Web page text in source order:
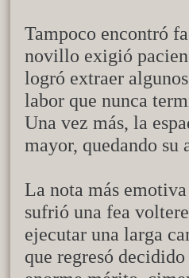
Tampoco encontró
novillo exigió
logró extraer
labor que nunca
Una vez más, la
mayor, quedando su
La nota más
sufrió una fea
ejecutar una larga
que regresó